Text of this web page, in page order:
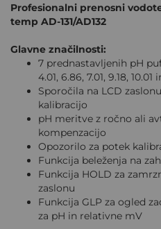
Profesionalni prenosni
temp AD-131/AD132
Glavne značilnosti:
7 prednastavljenih pH
4.01, 6.86, 7.01, 9.18, 10.01
Sporočila na LCD
kalibracijo
pH meritve z ročno ali
kompenzacijo
Opozorilo za potek
Funkcija beleženja na
Funkcija HOLD za
zaslonu
Funkcija GLP za ogled
za pH in relativne mV